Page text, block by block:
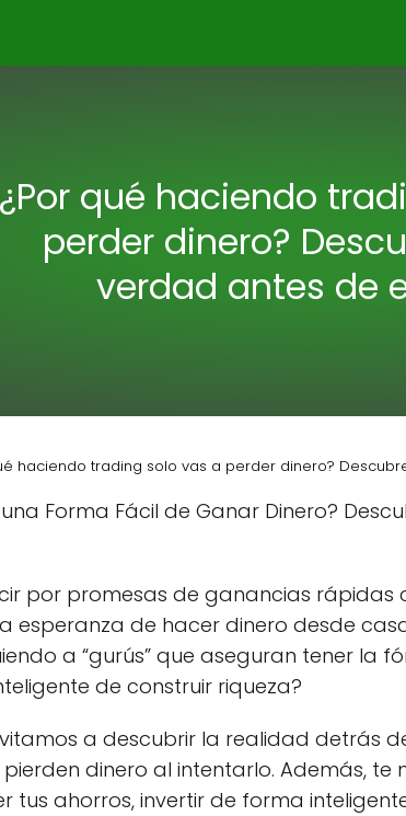
¿Por qué haciendo
perder dinero?
verdad antes de
haciendo trading solo vas a perder dinero?
una Forma Fácil de Ganar Dinero?
por promesas de ganancias rápidas
esperanza de hacer dinero desde
a “gurús” que aseguran tener la
de construir riqueza?
a descubrir la realidad detrás
dinero al intentarlo. Además,
tus ahorros, invertir de forma